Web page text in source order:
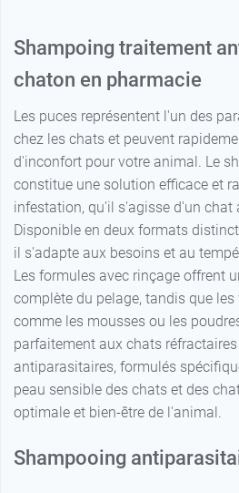
Shampoing traitement
chaton en pharmacie
Les puces représentent l'un des
chez les chats et peuvent
d'inconfort pour votre animal. Le
constitue une solution efficace et
infestation, qu'il s'agisse d'un chat
Disponible en deux formats
il s'adapte aux besoins et au
Les formules avec rinçage offrent
complète du pelage, tandis que
comme les mousses ou les
parfaitement aux chats
antiparasitaires, formulés
peau sensible des chats et des
optimale et bien-être de l'animal.
Shampooing